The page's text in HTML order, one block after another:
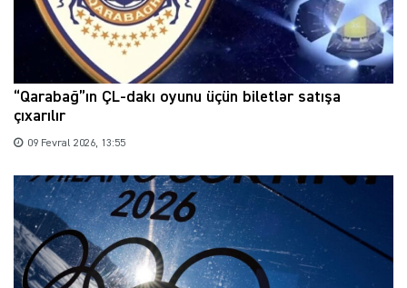
“Qarabağ”ın ÇL-dakı oyunu üçün biletlər satışa
çıxarılır
09 Fevral 2026, 13:55